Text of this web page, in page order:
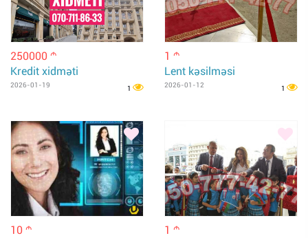
250000 m
Kredit xidməti
2026-01-19 1
1 m
Lent kəsilməsi
2026-01-12 1
10 m 1 m